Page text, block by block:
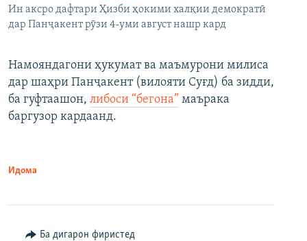
Ин аксро дафтари Ҳизби ҳокими халқии демократӣ
дар Панҷакент рӯзи 4-уми август нашр кард
Намояндагони ҳукумат ва маъмурони милиса
дар шаҳри Панҷакент (вилояти Суғд) ба зидди,
ба гуфтаашон, либоси “бегона” маърака
баргузор кардаанд.
Идома
Ба дигарон фиристед